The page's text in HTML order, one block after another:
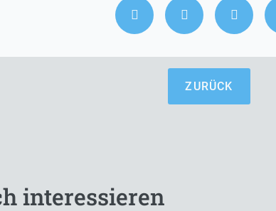
ZURÜCK
interessieren